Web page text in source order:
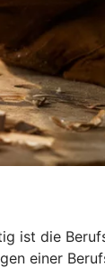
ist die
einer